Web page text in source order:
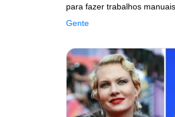
Gente
para fazer trabalhos
ou pintura, pois o resultado
E o importante, claro, é não
ou uma Coco Chanel.